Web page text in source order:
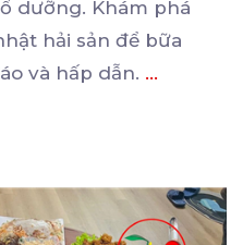
dưỡng. Khám phá
hải sản để bữa
và hấp dẫn. ...